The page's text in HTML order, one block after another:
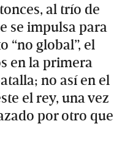
al trío de
se impulsa para
“no global”, el
en la primera
no así en el
el rey, una vez
por otro que